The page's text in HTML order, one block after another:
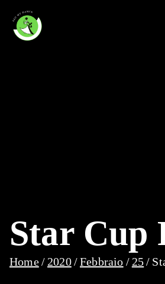
Star Cup
Home 2020 Febbraio 25